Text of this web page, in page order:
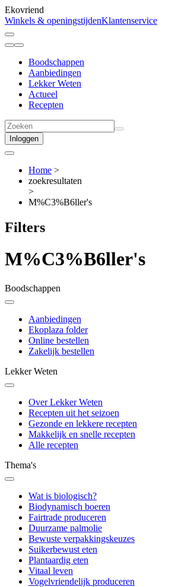
Ekovriend
Winkels & openingstijdenKlantenservice
Boodschappen
Aanbiedingen
Lekker Weten
Actueel
Recepten
Inloggen
Home >
zoekresultaten
>
M%C3%B6ller's
Filters
M%C3%B6ller's
Boodschappen
Aanbiedingen
Ekoplaza folder
Online bestellen
Zakelijk bestellen
Lekker Weten
Over Lekker Weten
Recepten uit het seizoen
Gezonde en lekkere recepten
Makkelijk en snelle recepten
Alle recepten
Thema's
Wat is biologisch?
Biodynamisch boeren
Fairtrade produceren
Duurzame palmolie
Bewuste verpakkingskeuzes
Suikerbewust eten
Plantaardig eten
Vitaal leven
Vogelvriendelijk produceren